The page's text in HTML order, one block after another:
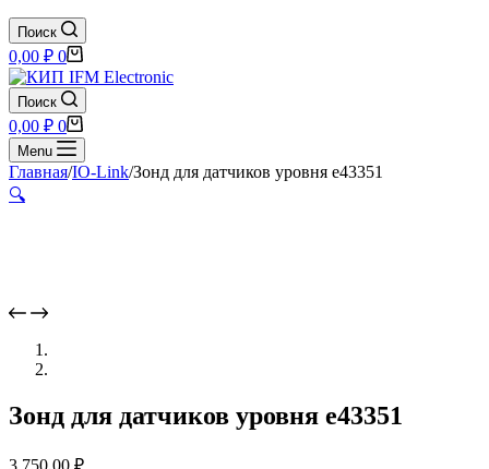
Поиск
Корзина
0,00 ₽ 0
Поиск
Корзина
0,00 ₽ 0
Menu
Главная/IO-Link/Зонд для датчиков уровня e43351
🔍
Зонд для датчиков уровня e43351
3 750,00 ₽